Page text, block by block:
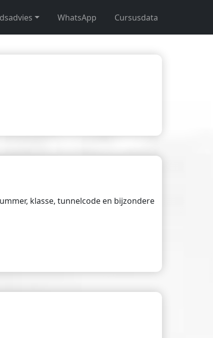
WhatsApp Cursusdata
klasse, tunnelcode en bijzondere